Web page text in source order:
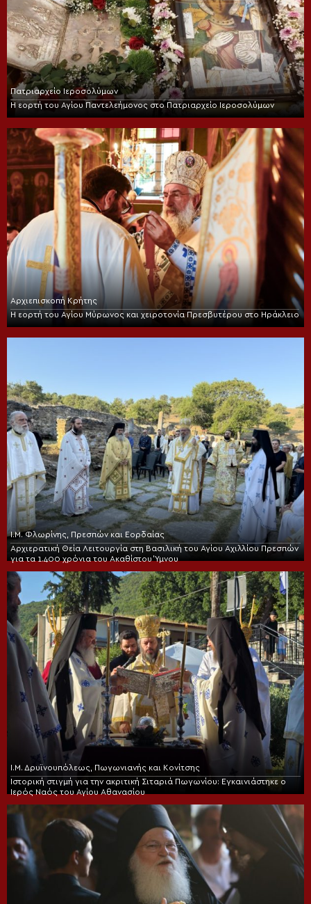
Πατριαρχείο Ιεροσολύμων
Η εορτή του Αγίου Παντελεήμονος στο Πατριαρχείο Ιεροσολύμων
Αρχιεπισκοπή Κρήτης
Η εορτή του Αγίου Μύρωνος και χειροτονία Πρεσβυτέρου στο Ηράκλειο
Ι.Μ. Φλωρίνης, Πρεσπών και Εορδαίας
Αρχιερατική Θεία Λειτουργία στη Βασιλική του Αγίου Αχιλλίου Πρεσπών
για τα 1.400 χρόνια του Ακαθίστου Ύμνου
Ι.Μ. Δρυϊνουπόλεως, Πωγωνιανής και Κονίτσης
Ιστορική στιγμή για την ακριτική Σιταριά Πωγωνίου: Εγκαινιάστηκε ο
Ιερός Ναός του Αγίου Αθανασίου